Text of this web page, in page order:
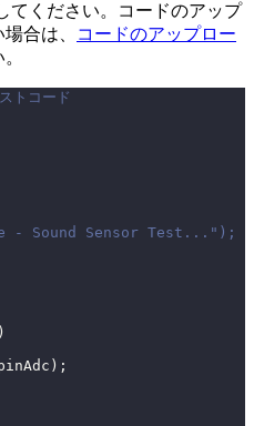
てください。コードのアップ
合は、
コードのアップロー
コード
Sound Sensor Test...");
)
) ;